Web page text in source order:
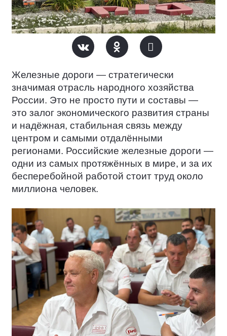
Железные дороги — стратегически
значимая отрасль народного хозяйства
России. Это не просто пути и составы —
это залог экономического развития страны
и надёжная, стабильная связь между
центром и самыми отдалёнными
регионами. Российские железные дороги —
одни из самых протяжённых в мире, и за их
бесперебойной работой стоит труд около
миллиона человек.